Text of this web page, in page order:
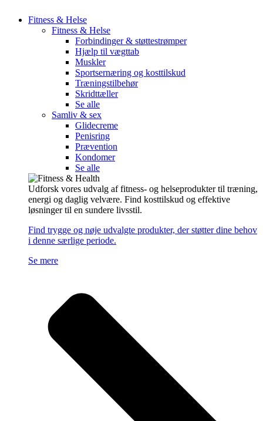
Fitness & Helse
Fitness & Helse
Forbindinger & støttestrømper
Hjælp til vægttab
Muskler
Sportsernæring og kosttilskud
Træningstilbehør
Skridttæller
Se alle
Samliv & sex
Glidecreme
Penisring
Prævention
Kondomer
Se alle
Udforsk vores udvalg af fitness- og helseprodukter til træning,
energi og daglig velvære. Find kosttilskud og effektive
løsninger til en sundere livsstil.
Find trygge og nøje udvalgte produkter, der støtter dine behov
i denne særlige periode.
Se mere